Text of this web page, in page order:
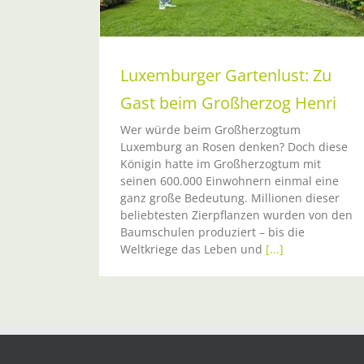
Luxemburger Gartenlust: Zu
Gast beim Großherzog Henri
Wer würde beim Großherzogtum
Luxemburg an Rosen denken? Doch diese
Königin hatte im Großherzogtum mit
seinen 600.000 Einwohnern einmal eine
ganz große Bedeutung. Millionen dieser
beliebtesten Zierpflanzen wurden von den
Baumschulen produziert – bis die
Weltkriege das Leben und [...]